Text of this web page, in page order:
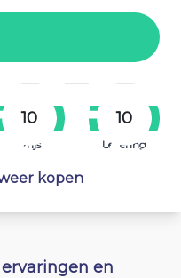
10
Prijs
10
Levering
kopen
en